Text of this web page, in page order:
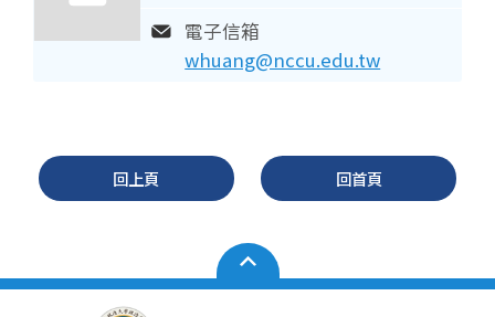
電子信箱
whuang@nccu.edu.tw
回上頁 回首頁